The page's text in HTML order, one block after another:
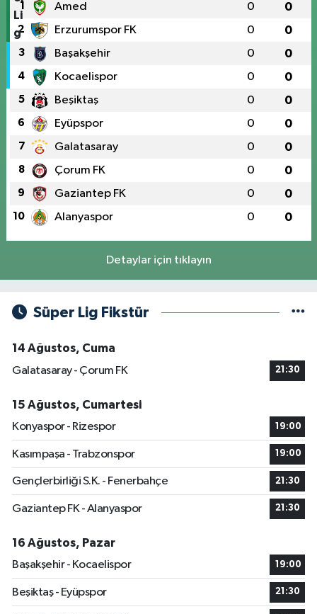
1 Amed 0 0
2 Erzurumspor FK 0 0
3 Başakşehir 0 0
4 Kocaelispor 0 0
5 Beşiktaş 0 0
6 Eyüpspor 0 0
7 Galatasaray 0 0
8 Çorum FK 0 0
9 Gaziantep FK 0 0
10 Alanyaspor 0 0
Detaylar için tıklayın
Süper Lig Fikstür
14 Ağustos, Cuma
Galatasaray - Çorum FK
21:30
15 Ağustos, Cumartesi
Konyaspor - Rizespor
19:00
Kasımpaşa - Trabzonspor 19:00
Gençlerbirliği S.K. - Fenerbahçe 21:30
Gaziantep FK - Alanyaspor 21:30
16 Ağustos, Pazar
Başakşehir - Kocaelispor
19:00
Beşiktaş - Eyüpspor 21:30